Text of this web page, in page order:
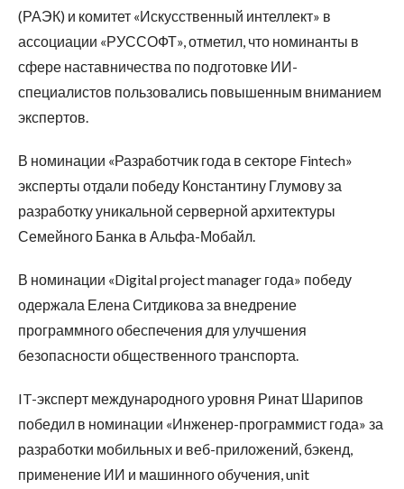
(РАЭК) и комитет «Искусственный интеллект» в
ассоциации «РУССОФТ», отметил, что номинанты в
сфере наставничества по подготовке ИИ-
специалистов пользовались повышенным вниманием
экспертов.
В номинации «Разработчик года в секторе Fintech»
эксперты отдали победу Константину Глумову за
разработку уникальной серверной архитектуры
Семейного Банка в Альфа-Мобайл.
В номинации «Digital project manager года» победу
одержала Елена Ситдикова за внедрение
программного обеспечения для улучшения
безопасности общественного транспорта.
IT-эксперт международного уровня Ринат Шарипов
победил в номинации «Инженер-программист года» за
разработки мобильных и веб-приложений, бэкенд,
применение ИИ и машинного обучения, unit